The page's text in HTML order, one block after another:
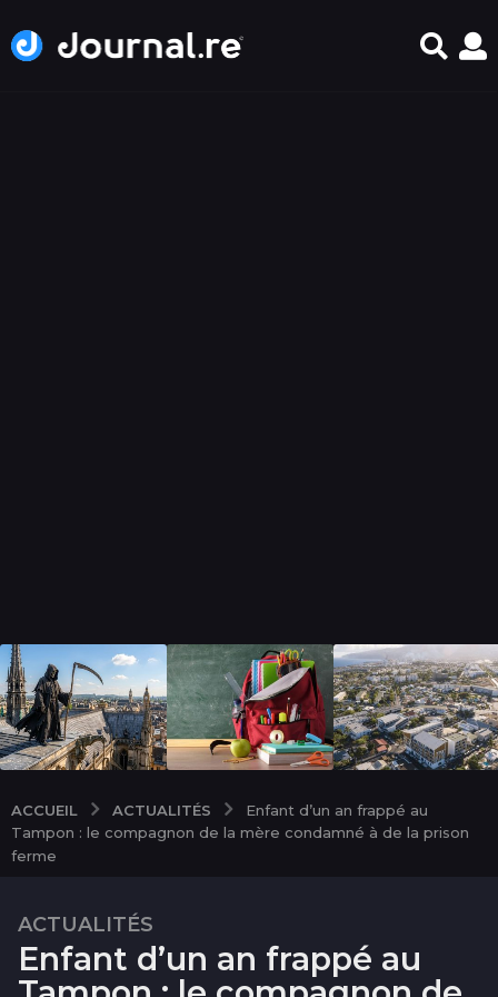
ACCUEIL ACTUALITÉS
Enfant d’un an frappé au
Tampon : le compagnon de la mère condamné à de la prison
ferme
3
m
o
ACTUALITÉS
Enfant d’un an frappé au